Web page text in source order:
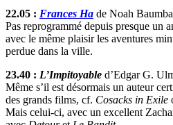
22.05 : Frances Ha de Noah
Pas reprogrammé depuis presque un
avec le même plaisir les aventures
perdue dans la ville.
23.40 : L’Impitoyable d’Edgar G.
Même s’il est désormais un auteur
des grands films, cf. Cosacks in Exile
Mais celui-ci, avec un excellent